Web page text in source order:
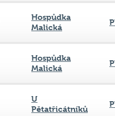
Hospůdka
Malická
Hospůdka
Malická
U
Pětatřicátníků